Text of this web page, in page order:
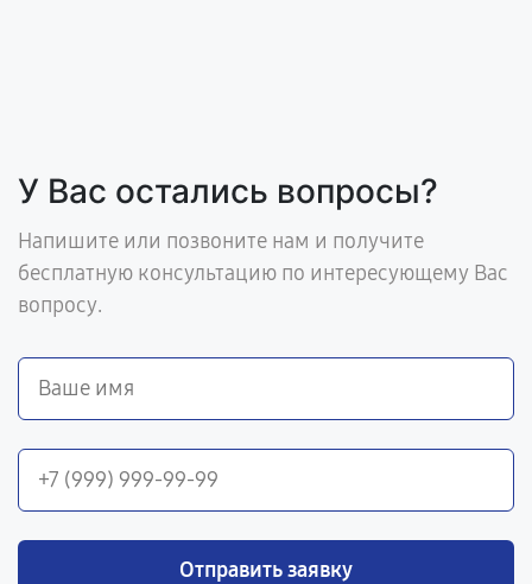
У Вас остались вопросы?
Напишите или позвоните нам и получите
бесплатную консультацию по интересующему Вас
вопросу.
Отправить заявку